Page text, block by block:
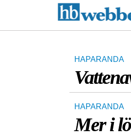
HAPARANDA
HAPARANDA
Mer i